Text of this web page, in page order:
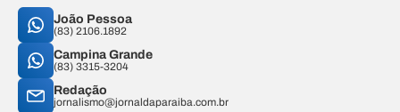
João Pessoa
(83) 2106.1892
Campina Grande
(83) 3315-3204
Redação
jornalismo@jornaldaparaiba.com.br